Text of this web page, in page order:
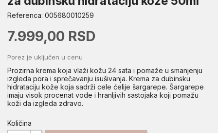
Referenca: 005680010259
7.999,00 RSD
Porez je uključen u cenu
Prozirna krema koja vlaži kožu 24 sata i pomaže u smanjenju
izgleda pora i sprečavanju isušivanja. Krema za dubinsku
hidrataciju kože koja sadrži cele ćelije šargarepe. Šargarepe
imaju visok procenat vode i hranljivih sastojaka koji pomažu
koži da izgleda zdravo.
Količina